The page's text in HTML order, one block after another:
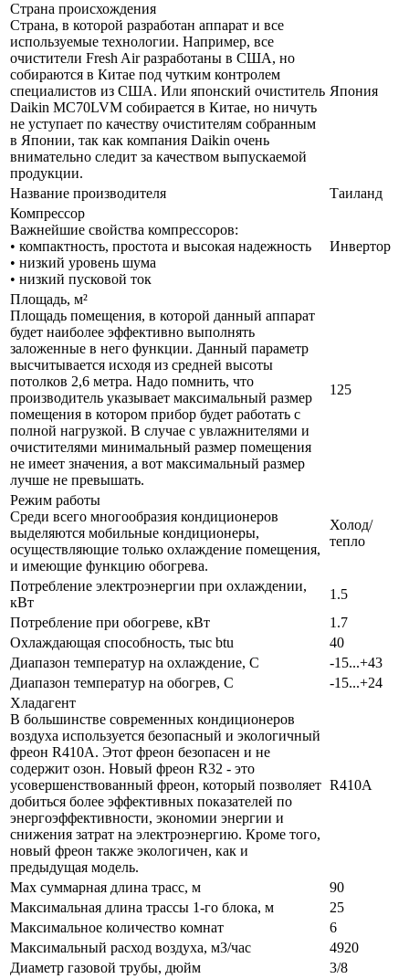
Страна происхождения
Страна, в которой разработан аппарат и все
используемые технологии. Например, все
очистители Fresh Air разработаны в США, но
собираются в Китае под чутким контролем
специалистов из США. Или японский очиститель
Daikin MC70LVM собирается в Китае, но ничуть
не уступает по качеству очистителям собранным
в Японии, так как компания Daikin очень
внимательно следит за качеством выпускаемой
продукции.
Япония
Название производителя
Таиланд
Компрессор
Важнейшие свойства компрессоров:
• компактность, простота и высокая надежность
• низкий уровень шума
• низкий пусковой ток
Инвертор
Площадь, м²
Площадь помещения, в которой данный аппарат
будет наиболее эффективно выполнять
заложенные в него функции. Данный параметр
высчитывается исходя из средней высоты
потолков 2,6 метра. Надо помнить, что
производитель указывает максимальный размер
помещения в котором прибор будет работать с
полной нагрузкой. В случае с увлажнителями и
очистителями минимальный размер помещения
не имеет значения, а вот максимальный размер
лучше не превышать.
125
Режим работы
Среди всего многообразия кондиционеров
выделяются мобильные кондиционеры,
осуществляющие только охлаждение помещения,
и имеющие функцию обогрева.
Холод/
тепло
Потребление электроэнергии при охлаждении,
кВт
1.5
Потребление при обогреве, кВт
1.7
Охлаждающая способность, тыс btu
40
Диапазон температур на охлаждение, С
-15...+43
Диапазон температур на обогрев, С
-15...+24
Хладагент
В большинстве современных кондиционеров
воздуха используется безопасный и экологичный
фреон R410A. Этот фреон безопасен и не
содержит озон. Новый фреон R32 - это
усовершенствованный фреон, который позволяет
добиться более эффективных показателей по
энергоэффективности, экономии энергии и
снижения затрат на электроэнергию. Кроме того,
новый фреон также экологичен, как и
предыдущая модель.
R410A
Max суммарная длина трасс, м
90
Максимальная длина трассы 1-го блока, м
25
Максимальное количество комнат
6
Максимальный расход воздуха, м3/час
4920
Диаметр газовой трубы, дюйм
3/8